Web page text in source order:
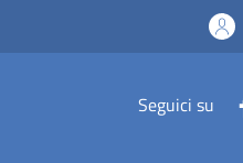
Seguici su